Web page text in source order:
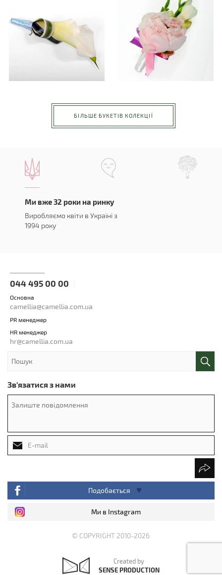
БІЛЬШЕ БУКЕТІВ КОЛЕКЦІЇ
Ми вже 32 роки на ринку
Виробляємо квіти в Україні з
1994 року
044 495 00 00
Основна
camellia@camellia.com.ua
PR менеджер
HR менеджер
hr@camellia.com.ua
Зв'язатися з нами
Подобається
Ми в Instagram
© COPYRIGHT 2010-2026
Created by
SENSE PRODUCTION